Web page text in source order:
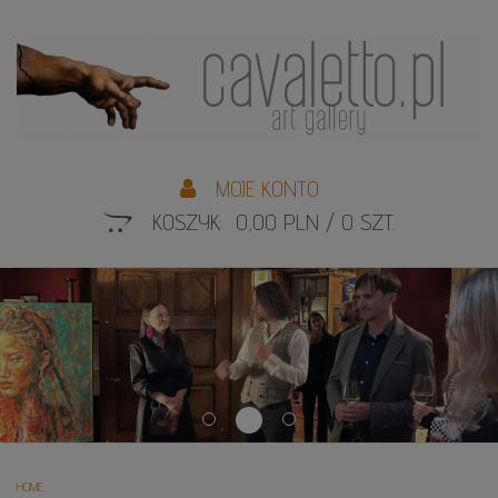
MOJE KONTO
KOSZYK: 0,00 PLN / 0 SZT.
Previous Next
HOME